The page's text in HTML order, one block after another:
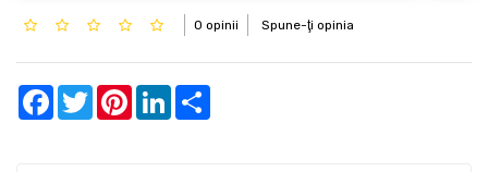
0 opinii Spune-ţi opinia
Facebook
TwitterPinterestLinkedIn